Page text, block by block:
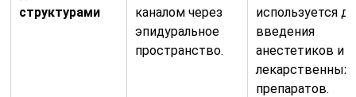
структурами
каналом через
эпидуральное
пространство.
используется
введения
анестетиков и
лекарственных
препаратов.